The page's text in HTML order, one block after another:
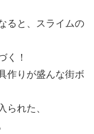
ると、スライムの
く！
作りが盛んな街ボ
られた、